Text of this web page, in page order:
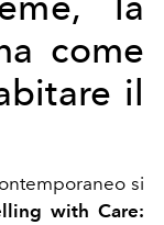
come
il
si
with Care: